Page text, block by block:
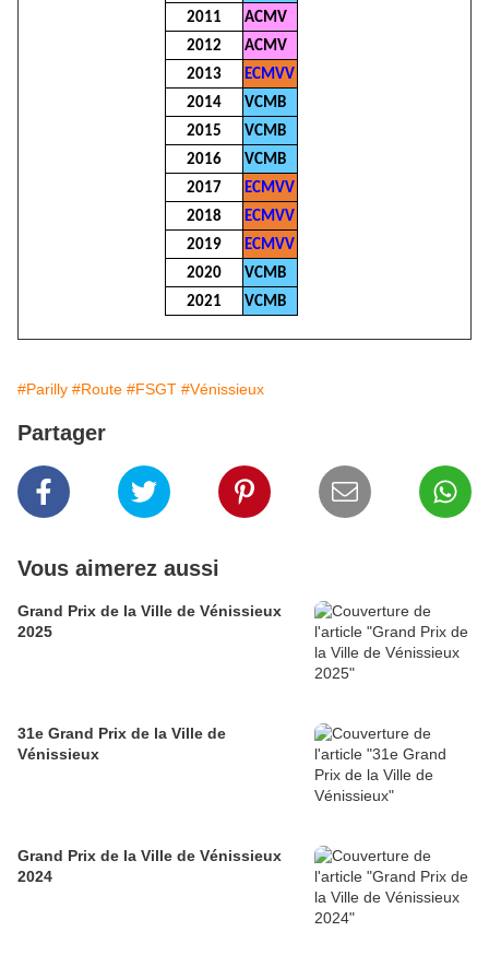
2011
ACMV
2012
ACMV
2013
ECMVV
2014
VCMB
2015
VCMB
2016
VCMB
2017
ECMVV
2018
ECMVV
2019
ECMVV
2020
VCMB
2021
VCMB
#Parilly #Route #FSGT #Vénissieux
Partager
Vous aimerez aussi
Grand Prix de la Ville de Vénissieux
2025
31e Grand Prix de la Ville de
Vénissieux
Grand Prix de la Ville de Vénissieux
2024